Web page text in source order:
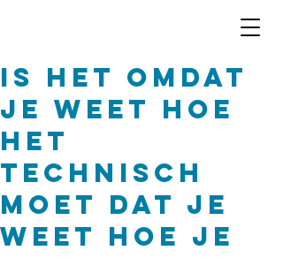
Is het omdat
je weet hoe
het
technisch
moet dat je
weet hoe je